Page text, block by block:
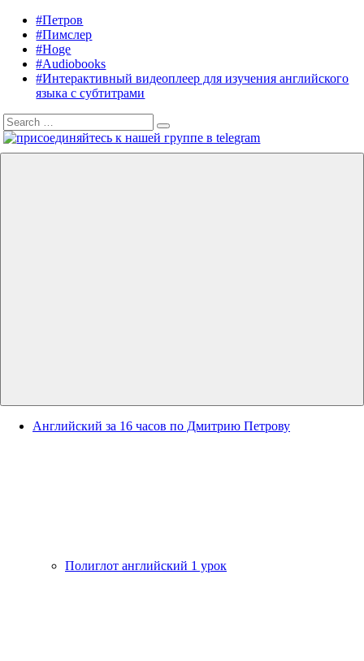
content
Listening
English
Audiobooks
English,
Petrov
English
#Петров
#Пимслер
#Hoge
#Audiobooks
#Интерактивный видеоплеер для изучения английского
языка с субтитрами
Search
for:
Search
Английский за 16 часов по Дмитрию Петрову
Полиглот английский 1 урок